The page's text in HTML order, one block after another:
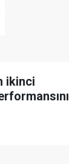
ikinci